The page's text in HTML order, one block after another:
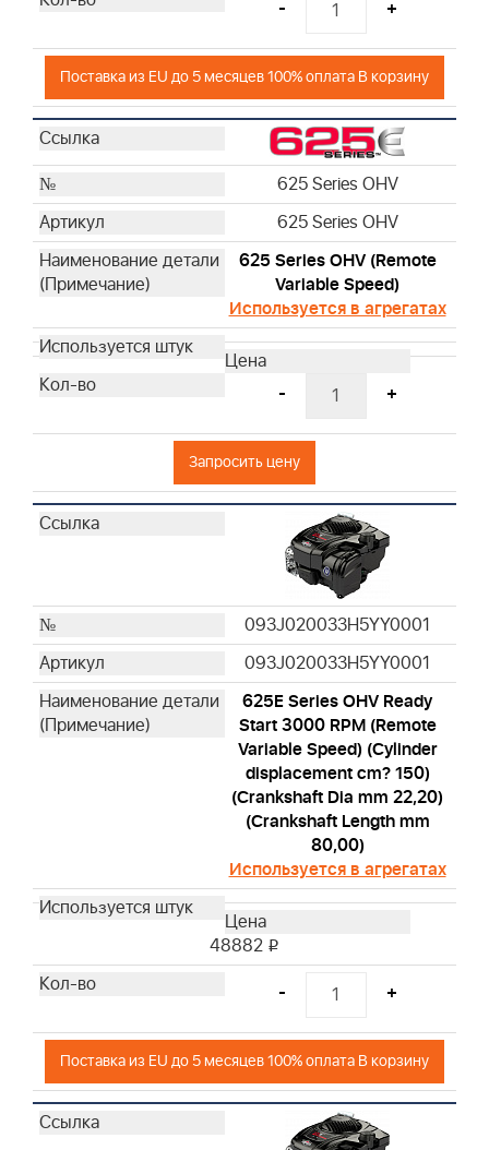
- +
Поставка из EU до 5 месяцев 100% оплата В корзину
625 Series OHV
625 Series OHV
625 Series OHV (Remote
Variable Speed)
Используется в агрегатах
- +
Запросить цену
093J020033H5YY0001
093J020033H5YY0001
625E Series OHV Ready
Start 3000 RPM (Remote
Variable Speed) (Cylinder
displacement cm? 150)
(Crankshaft Dia mm 22,20)
(Crankshaft Length mm
80,00)
Используется в агрегатах
48882 i
- +
Поставка из EU до 5 месяцев 100% оплата В корзину